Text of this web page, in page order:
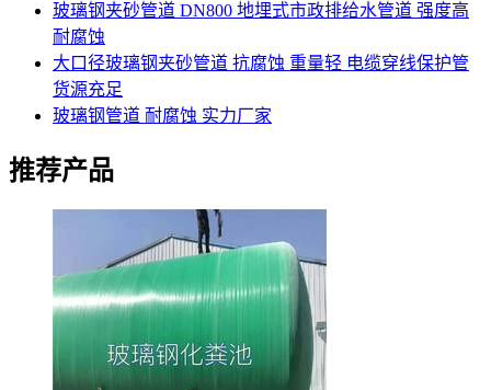
玻璃钢夹砂管道 DN800 地埋式市政排给水管道 强度高
耐腐蚀
大口径玻璃钢夹砂管道 抗腐蚀 重量轻 电缆穿线保护管
货源充足
玻璃钢管道 耐腐蚀 实力厂家
推荐产品